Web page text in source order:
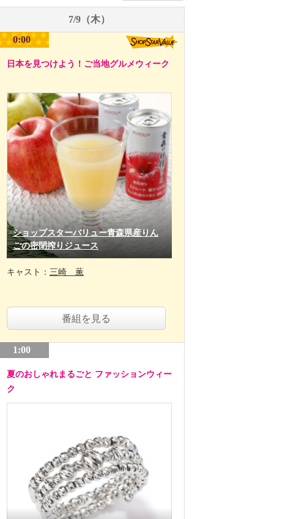
7/9（木）
0:00
日本を見つけよう！ご当地グルメウィーク
ショップスターバリュー青森県産りん
ごの密閉搾りジュース
キャスト： 三崎 薫
番組を見る
1:00
夏のおしゃれまるごと ファッションウィー
ク